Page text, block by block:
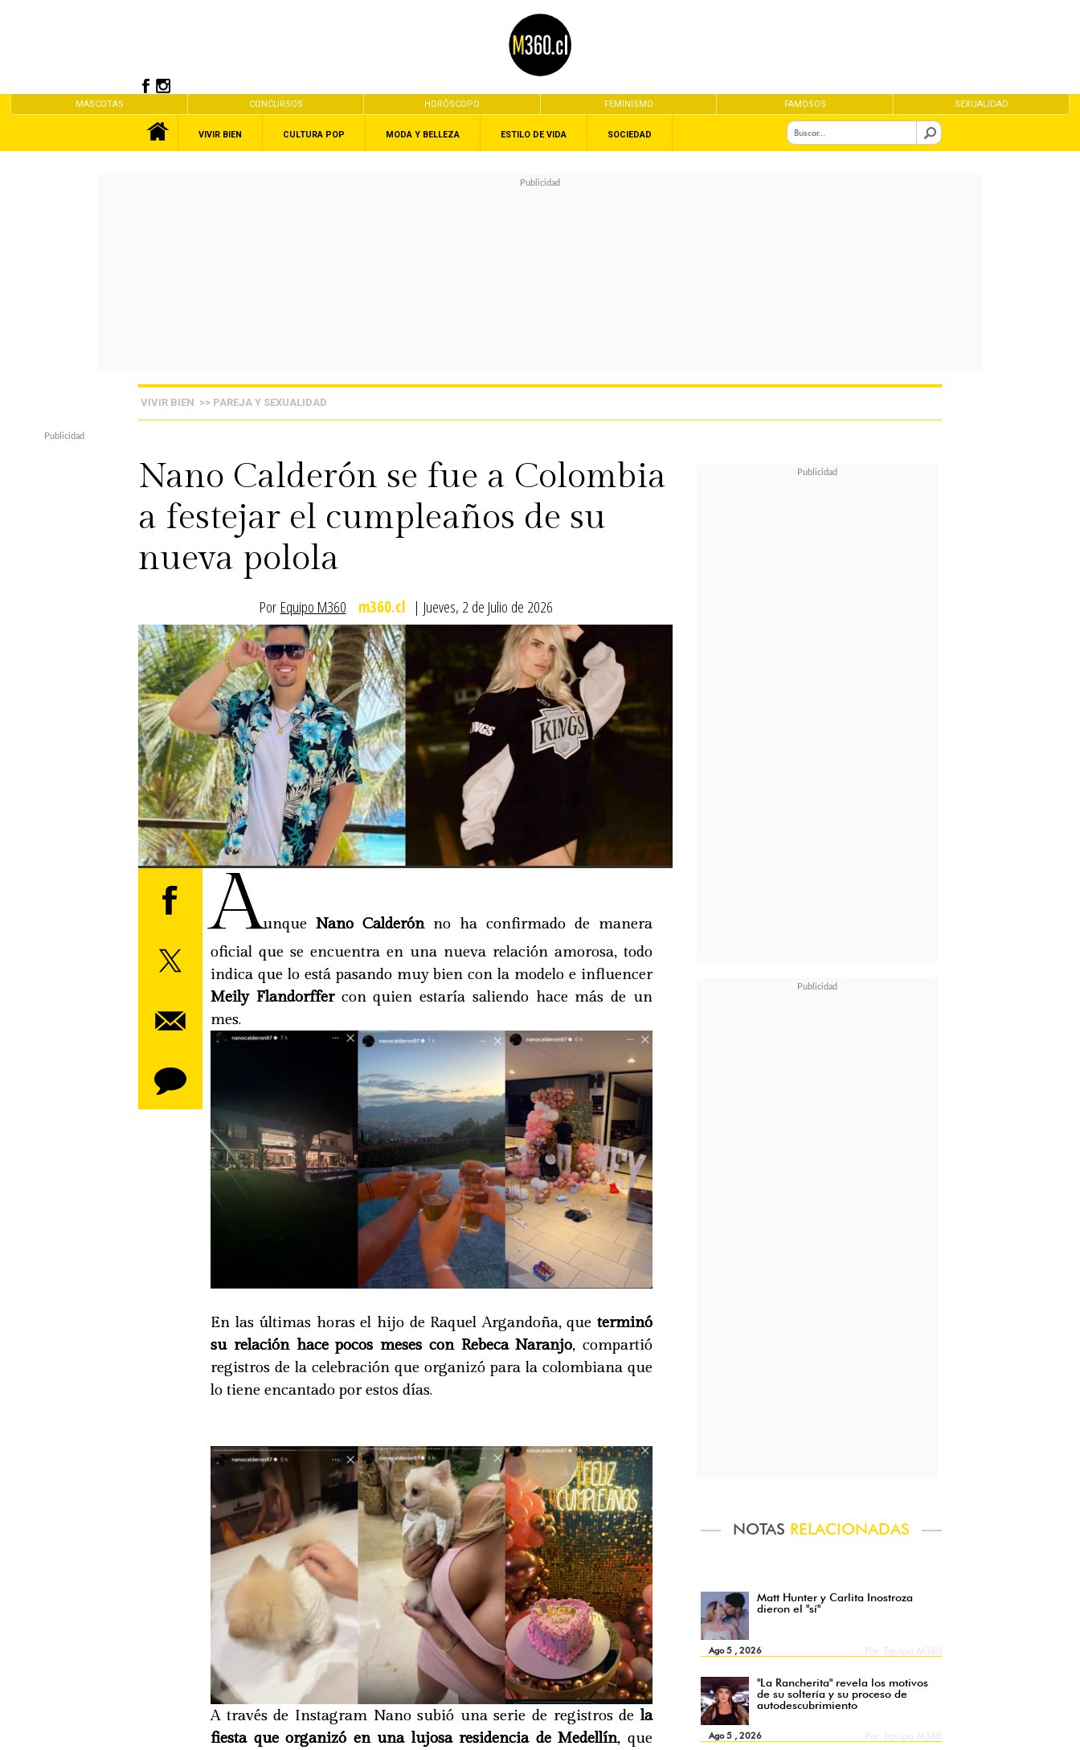
MASCOTAS CONCURSOS HORÓSCOPO FEMINISMO FAMOSOS SEXUALIDAD
VIVIR BIEN CULTURA POP MODA Y BELLEZA ESTILO DE VIDA SOCIEDAD
VIVIR BIEN >> PAREJA Y SEXUALIDAD
Nano Calderón se fue a Colombia
a festejar el cumpleaños de su
nueva polola
Por Equipo M360 m360.cl | Jueves, 2 de Julio de 2026
NOTAS RELACIONADAS
Matt Hunter y Carlita Inostroza
dieron el "sí"
Ago 5 , 2026
"La Rancherita" revela los motivos
de su soltería y su proceso de
autodescubrimiento
Ago 5 , 2026
Aunque Nano Calderónno ha confirmado de manera
oficial que se encuentra en una nueva relación amorosa, todo
indica que lo está pasando muy bien con la modelo e influencer
Meily Flandorffercon quien estaría saliendo hace más de un
mes.
En las últimas horas el hijo de Raquel Argandoña, que terminó
su relación hace pocos meses con Rebeca Naranjo, compartió
registros de la celebración que organizó para la colombiana que
lo tiene encantado por estos días.
A través de Instagram Nano subió una serie de registros de la
fiesta que organizó en una lujosa residencia de Medellín, que